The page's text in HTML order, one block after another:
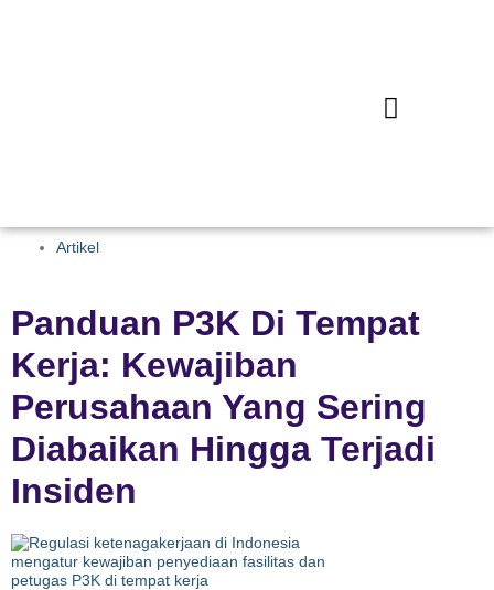
Artikel
Panduan P3K Di Tempat
Kerja: Kewajiban
Perusahaan Yang Sering
Diabaikan Hingga Terjadi
Insiden